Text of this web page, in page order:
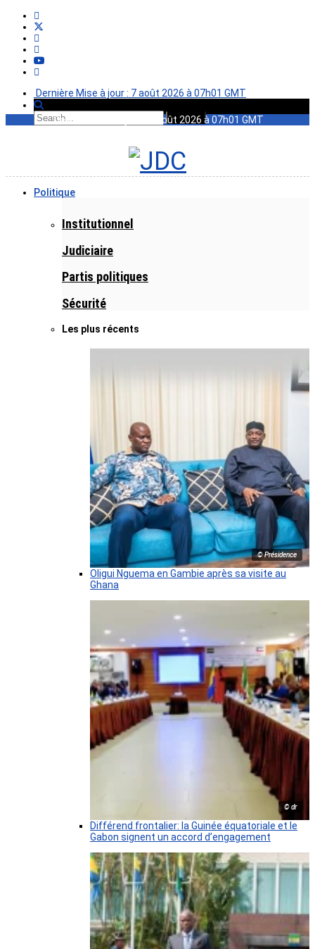
Dernière Mise à jour : 7 août 2026 à 07h01 GMT
Dernière Mise à jour : 7 août 2026 à 07h01 GMT
Politique
Institutionnel
Judiciaire
Partis politiques
Sécurité
Les plus récents
© Présidence
Oligui Nguema en Gambie après sa visite au
Ghana
© dr
Différend frontalier: la Guinée équatoriale et le
Gabon signent un accord d’engagement